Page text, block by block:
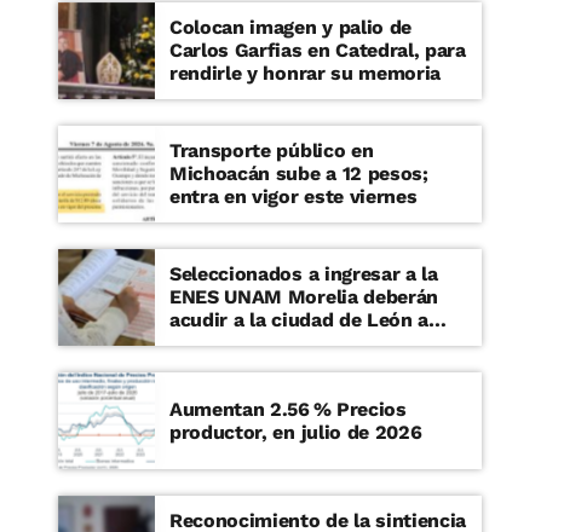
Colocan imagen y palio de
Carlos Garfias en Catedral, para
rendirle y honrar su memoria
Transporte público en
Michoacán sube a 12 pesos;
entra en vigor este viernes
Seleccionados a ingresar a la
ENES UNAM Morelia deberán
acudir a la ciudad de León a
examen de admisión presencial
Aumentan 2.56 % Precios
productor, en julio de 2026
Reconocimiento de la sintiencia